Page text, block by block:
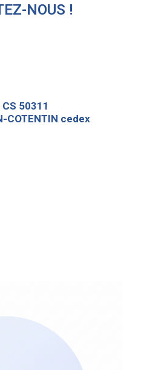
NOUS !
50311
COTENTIN cedex